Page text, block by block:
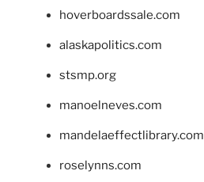
hoverboardssale.com
alaskapolitics.com
stsmp.org
manoelneves.com
mandelaeffectlibrary.com
roselynns.com